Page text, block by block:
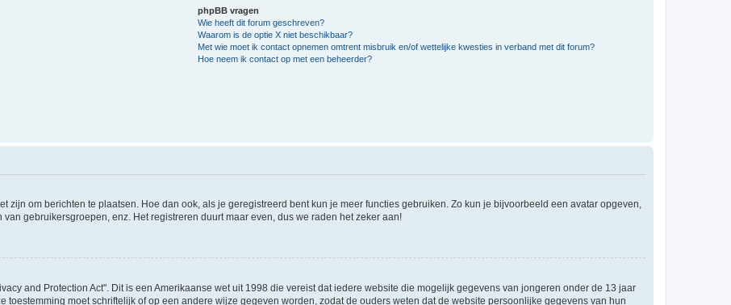
phpBB vragen
Wie heeft dit forum geschreven?
Waarom is de optie X niet beschikbaar?
Met wie moet ik contact opnemen omtrent misbruik en/of wettelijke kwesties in verband met dit forum?
Hoe neem ik contact op met een beheerder?
zijn om berichten te plaatsen. Hoe dan ook, als je geregistreerd bent kun je meer functies gebruiken. Zo kun je bijvoorbeeld een avatar opgeven,
gebruikersgroepen, enz. Het registreren duurt maar even, dus we raden het zeker aan!
and Protection Act". Dit is een Amerikaanse wet uit 1998 die vereist dat iedere website die mogelijk gegevens van jongeren onder de 13 jaar
toestemming moet schriftelijk of op een andere wijze gegeven worden, zodat de ouders weten dat de website persoonlijke gegevens van hun